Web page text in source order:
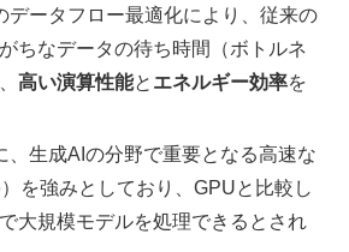
データフロー最適化により、従来の
ちなデータの待ち時間（ボトルネ
高い演算性能と エネルギー効率を
、生成AIの分野で重要となる高速な
を強みとしており、GPUと比較し
大規模モデルを処理できるとされ